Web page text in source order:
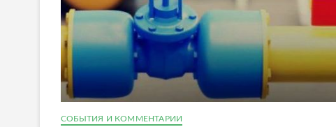
СОБЫТИЯ И КОММЕНТАРИИ